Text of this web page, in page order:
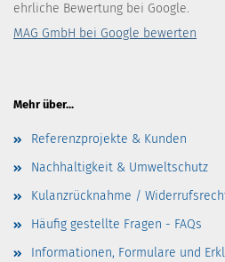
ehrliche Bewertung bei Google.
MAG GmbH bei Google bewerten
Mehr über...
Referenzprojekte & Kunden
Nachhaltigkeit & Umweltschutz
Kulanzrücknahme /
Häufig gestellte Fragen - FAQs
Informationen, Formulare und